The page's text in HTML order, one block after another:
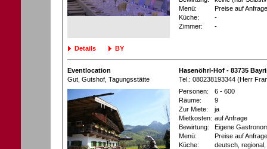
Details BY
Menü:
Preise auf Anfrage
Küche:
-
Zimmer:
-
Eventlocation
Gut, Gutshof , Tagungsstätte
Hasenöhrl-Hof - 83735
Tel.: 080238193344 (Herr
Personen:
6 - 600
Räume:
9
Zur Miete:
ja
Mietkosten: auf Anfrage
Bewirtung:
Eigene
Menü:
Preise auf Anfrage
Küche:
deutsch,